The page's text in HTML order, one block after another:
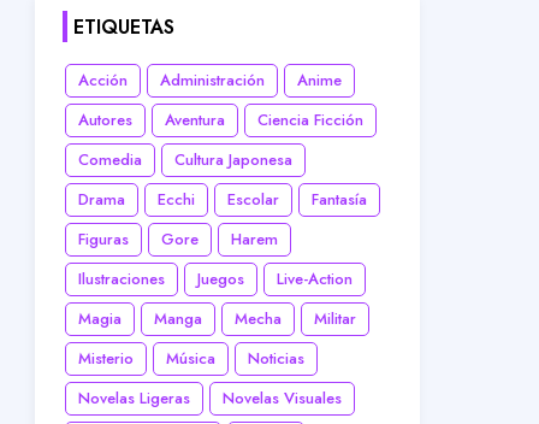
ETIQUETAS
Acción Administración
Anime
Autores
Aventura
Ciencia Ficción
Comedia
Cultura Japonesa
Drama
Ecchi Escolar
Fantasía
Figuras
Gore
Harem
Ilustraciones
Juegos
Live-Action
Magia
Manga Mecha
Militar
Misterio
Música
Noticias
Novelas Ligeras
Novelas Visuales